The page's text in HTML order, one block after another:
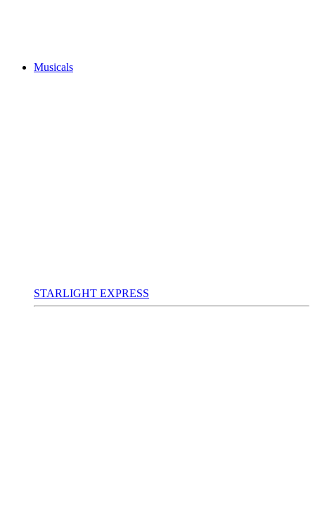
Musicals
STARLIGHT EXPRESS